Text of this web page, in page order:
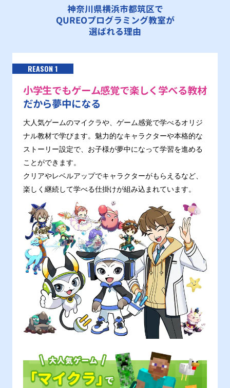
神奈川県横浜市都筑区で
QUREOプログラミング教室が
選ばれる理由
REASON 1
小学生でもゲーム感覚で楽しく学べる教材
だから夢中になる
大人気ゲームのマイクラや、ゲーム感覚で学べるオリジ
ナル教材で学びます。魅力的なキャラクターや本格的な
ストーリー設定で、お子様が夢中になって学習を進める
ことができます。
クリアやレベルアップでキャラクターがもらえるなど、
楽しく継続して学べる仕掛けが組み込まれています。